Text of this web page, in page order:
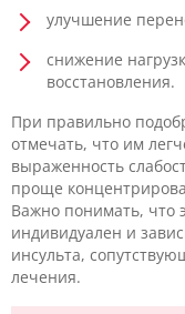
улучшение
снижение
восстановления.
При правильно
отмечать, что им
выраженность
проще
Важно понимать, что
индивидуален и
инсульта,
лечения.